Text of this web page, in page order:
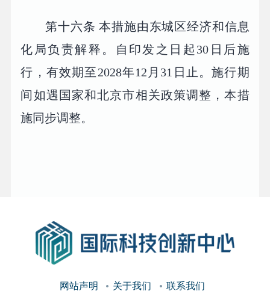
第十六条 本措施由东城区经济和信息
化局负责解释。自印发之日起30日后施
行，有效期至2028年12月31日止。施行期
间如遇国家和北京市相关政策调整，本措
施同步调整。
网站声明 关于我们 联系我们